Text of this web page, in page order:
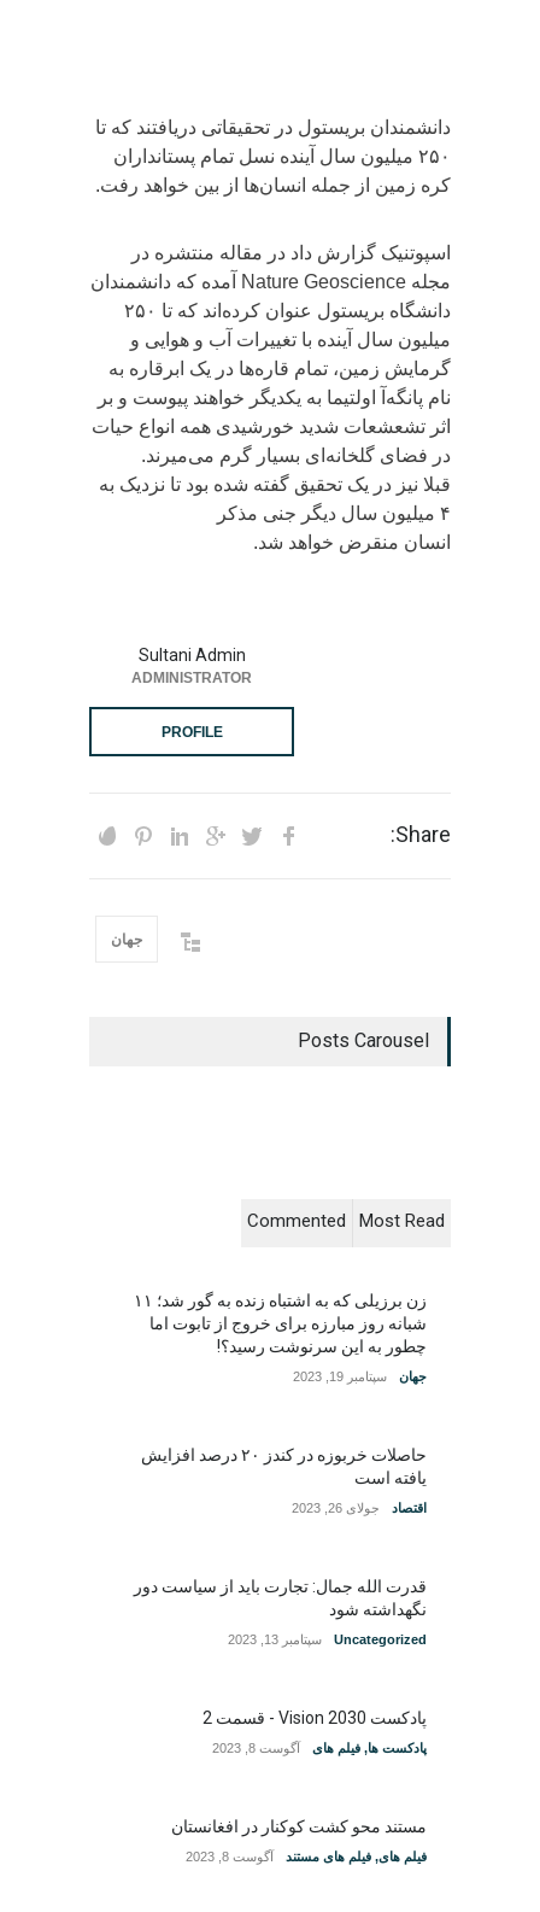
دانشمندان بریستول در تحقیقاتی دریافتند که تا
۲۵۰ میلیون سال آینده نسل تمام پستانداران
کره زمین از جمله انسان‌ها از بین خواهد رفت.
اسپوتنیک گزارش داد در مقاله منتشره در
مجله Nature Geoscience آمده که دانشمندان
دانشگاه بریستول عنوان کرده‌اند که تا ۲۵۰
میلیون سال آینده با تغییرات آب و هوایی و
گرمایش زمین، تمام قاره‌ها در یک ابرقاره به
نام پانگه‌آ اولتیما به یکدیگر خواهند پیوست و بر
اثر تشعشعات شدید خورشیدی همه انواع حیات
در فضای گلخانه‌ای بسیار گرم می‌میرند.
قبلا نیز در یک تحقیق گفته شده بود تا نزدیک به
۴ میلیون سال دیگر جنی مذکر
انسان منقرض خواهد شد.
Sultani Admin
ADMINISTRATOR
PROFILE
Share:
جهان
Posts Carousel
Most Read
Commented
زن برزیلی که به اشتباه زنده به گور شد؛ ۱۱
شبانه روز مبارزه برای خروج از تابوت اما
چطور به این سرنوشت رسید؟!
جهان سپتامبر 19, 2023
حاصلات خربوزه در کندز ۲۰ درصد افزایش
یافته است
اقتصاد جولای 26, 2023
قدرت الله جمال: تجارت باید از سیاست دور
نگهداشته شود
Uncategorized سپتامبر 13, 2023
پادکست Vision 2030 - قسمت 2
پادکست ها, فیلم های آگوست 8, 2023
مستند محو کشت کوکنار در افغانستان
فیلم های, فیلم های مستند آگوست 8, 2023